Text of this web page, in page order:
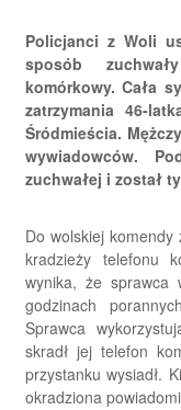
Policjanci z Woli
sposób
komórkowy. Cała
zatrzymania 46-
Śródmieścia.
wywiadowców.
zuchwałej i został
Do wolskiej komendy
kradzieży telefonu
wynika, że sprawca
godzinach
Sprawca
skradł jej telefon
przystanku wysiadł.
okradziona